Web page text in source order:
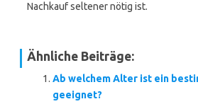
Nachkauf seltener nötig ist.
Ähnliche Beiträge:
Ab welchem Alter ist ein
geeignet?